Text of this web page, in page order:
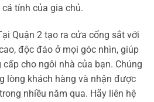
tính của gia chủ.
Quận 2 tạo ra cửa cổng sắt với
độc đáo ở mọi góc nhìn, giúp
cho ngôi nhà của bạn. Chúng
lòng khách hàng và nhận được
nhiều năm qua. Hãy liên hệ